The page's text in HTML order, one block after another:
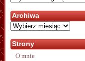
Archiwa
Archiwa
Strony
O mnie